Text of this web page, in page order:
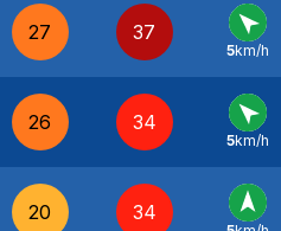
27 37
SE -
5km/h
26 34
SE -
5km/h
20 34